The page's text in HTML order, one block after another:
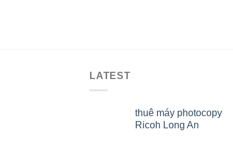
LATEST
thuê máy photocopy
Ricoh Long An